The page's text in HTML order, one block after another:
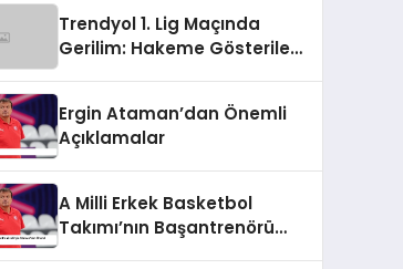
Trendyol 1. Lig Maçında
Gerilim: Hakeme Gösterilen
Ergin Ataman’dan Önemli
Açıklamalar
A Milli Erkek Basketbol
Takımı’nın Başantrenörü